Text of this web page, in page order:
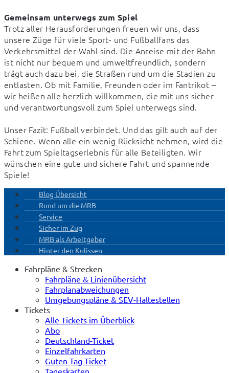
Gemeinsam unterwegs zum Spiel
Trotz aller Herausforderungen freuen wir uns, dass
unsere Züge für viele Sport- und Fußballfans das
Verkehrsmittel der Wahl sind. Die Anreise mit der Bahn
ist nicht nur bequem und umweltfreundlich, sondern
trägt auch dazu bei, die Straßen rund um die Stadien zu
entlasten. Ob mit Familie, Freunden oder im Fantrikot –
wir heißen alle herzlich willkommen, die mit uns sicher
und verantwortungsvoll zum Spiel unterwegs sind.
Unser Fazit: Fußball verbindet. Und das gilt auch auf der
Schiene. Wenn alle ein wenig Rücksicht nehmen, wird die
Fahrt zum Spieltagserlebnis für alle Beteiligten. Wir
wünschen eine gute und sichere Fahrt und spannende
Spiele!
Blog Übersicht
Rund um die MRB
Service
Sicher im Zug
MRB als Arbeitgeber
Hinter den Kulissen
Fahrpläne & Strecken
Fahrpläne & Linienübersicht
Fahrplanabweichungen
Umgebungspläne & SEV-Haltestellen
Tickets
Alle Tickets im Überblick
Abo
Deutschland-Ticket
Einzelfahrkarten
Guten-Tag-Ticket
Tageskarten